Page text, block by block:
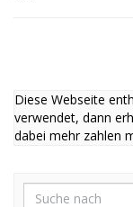
Diese Webseite
verwendet, dann
dabei mehr zahlen